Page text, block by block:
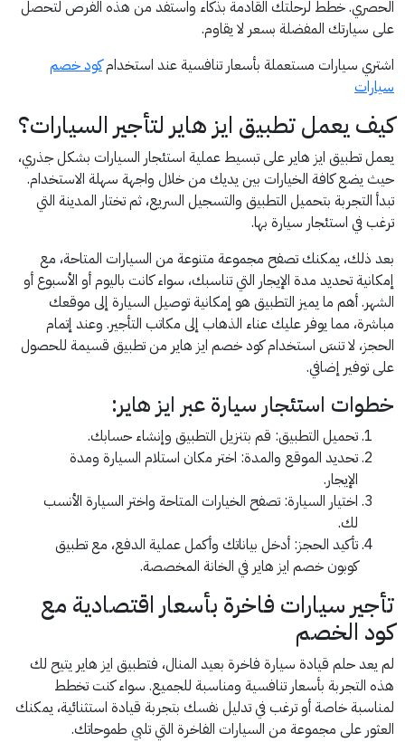
الحصري. خطط لرحلتك القادمة بذكاء واستفد من هذه الفرص لتحصل
على سيارتك المفضلة بسعر لا يقاوم.
اشتري سيارات مستعملة بأسعار تنافسية عند استخدامكود خصم
سيارات
كيف يعمل تطبيق ايز هاير لتأجير السيارات؟
يعمل تطبيق ايز هاير على تبسيط عملية استئجار السيارات بشكل جذري،
حيث يضع كافة الخيارات بين يديك من خلال واجهة سهلة الاستخدام.
تبدأ التجربة بتحميل التطبيق والتسجيل السريع، ثم تختار المدينة التي
ترغب في استئجار سيارة بها.
بعد ذلك، يمكنك تصفح مجموعة متنوعة من السيارات المتاحة، مع
إمكانية تحديد مدة الإيجار التي تناسبك، سواء كانت باليوم أو الأسبوع أو
الشهر. أهم ما يميز التطبيق هو إمكانية توصيل السيارة إلى موقعك
مباشرة، مما يوفر عليك عناء الذهاب إلى مكاتب التأجير. وعند إتمام
الحجز، لا تنسَ استخدام كود خصم ايز هاير من تطبيق قسيمة للحصول
على توفير إضافي.
خطوات استئجار سيارة عبر ايز هاير:
تحميل التطبيق: قم بتنزيل التطبيق وإنشاء حسابك.
تحديد الموقع والمدة: اختر مكان استلام السيارة ومدة
الإيجار.
اختيار السيارة: تصفح الخيارات المتاحة واختر السيارة الأنسب
لك.
تأكيد الحجز: أدخل بياناتك وأكمل عملية الدفع، مع تطبيق
كوبون خصم ايز هاير في الخانة المخصصة.
تأجير سيارات فاخرة بأسعار اقتصادية مع
كود الخصم
لم يعد حلم قيادة سيارة فاخرة بعيد المنال، فتطبيق ايز هاير يتيح لك
هذه التجربة بأسعار تنافسية ومناسبة للجميع. سواء كنت تخطط
لمناسبة خاصة أو ترغب في تدليل نفسك بتجربة قيادة استثنائية، يمكنك
العثور على مجموعة من السيارات الفاخرة التي تلبي طموحاتك.